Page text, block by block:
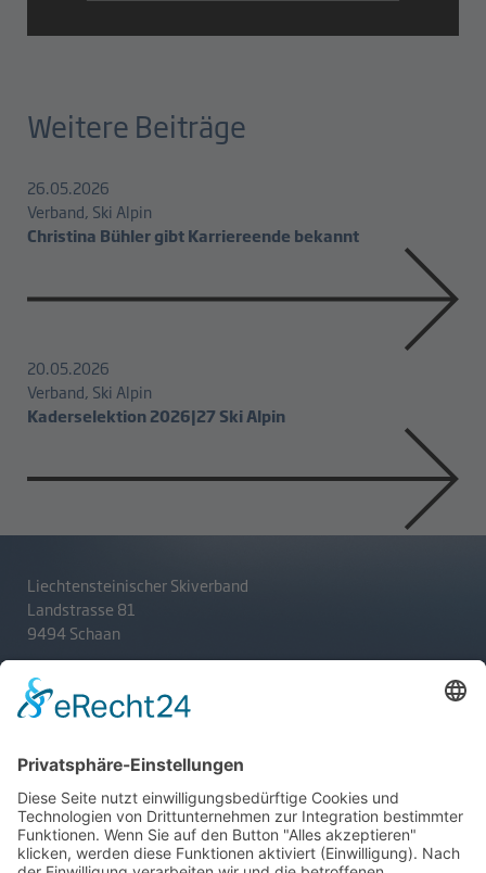
Weitere Beiträge
26.05.2026
Verband, Ski Alpin
Christina Bühler gibt Karriereende bekannt
20.05.2026
Verband, Ski Alpin
Kaderselektion 2026|27 Ski Alpin
Liechtensteinischer Skiverband
Landstrasse 81
9494 Schaan
T+423 233 36 30
admin@lsv.li
Ski Alpin
Ski Nordisch
Winter-Highlights
Aktuelles
Selektionsrichtlinien
Kontakt